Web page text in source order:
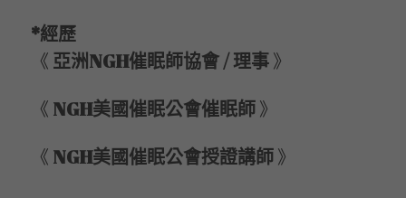
*經歷
《 亞洲NGH催眠師協會 / 理事 》
《 NGH美國催眠公會催眠師 》
《 NGH美國催眠公會授證講師 》